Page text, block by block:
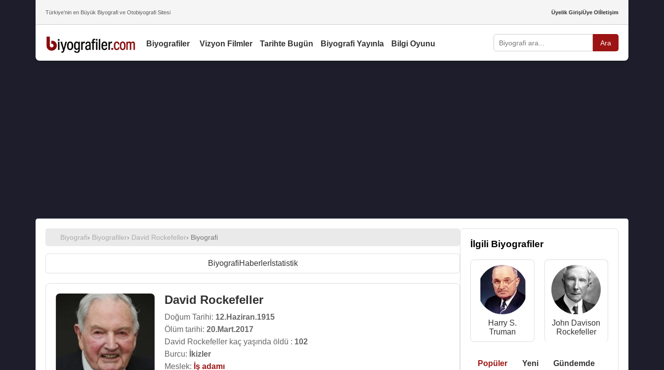
Türkiye’nin en Büyük Biyografi ve Otobiyografi Sitesi Üyelik GirişiÜye Olİletişim
Biyografiler Vizyon Filmler Tarihte Bugün Biyografi Yayınla Bilgi Oyunu Ara
Biyografi› Biyografiler› David Rockefeller› Biyografi
BiyografiHaberlerİstatistik
David Rockefeller
Doğum Tarihi: 12.Haziran.1915
Ölüm tarihi: 20.Mart.2017
David Rockefeller kaç yaşında öldü : 102
Burcu:
İkizler
Meslek: İş adamı
İlgili Biyografiler
Harry S.
Truman
John Davison
Rockefeller
Popüler Yeni Gündemde